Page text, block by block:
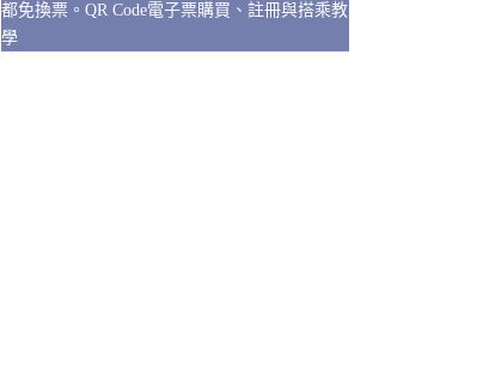
都免換票。QR Code電子票購買、註冊與搭乘教
學